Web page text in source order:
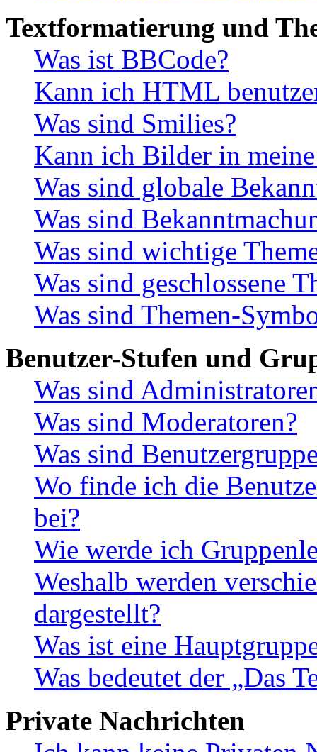
Textformatierung und
Was ist BBCode?
Kann ich HTML
Was sind Smilies?
Kann ich Bilder in
Was sind globale
Was sind
Was sind wichtige
Was sind geschlossene
Was sind Themen-
Benutzer-Stufen und
Was sind
Was sind Moderatoren?
Was sind
Wo finde ich die
bei?
Wie werde ich
Weshalb werden
dargestellt?
Was ist eine
Was bedeutet der „Das
Private Nachrichten